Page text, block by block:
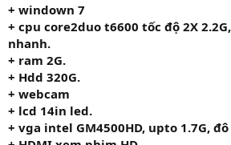
+ windown 7
+ cpu core2duo t6600 tốc độ 2X 2.2G,
nhanh.
+ ram 2G.
+ Hdd 320G.
+ webcam
+ lcd 14in led.
+ vga intel GM4500HD, upto 1.7G,